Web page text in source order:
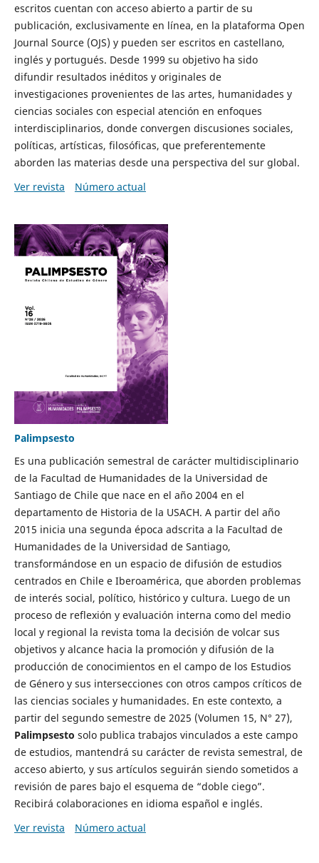
escritos cuentan con acceso abierto a partir de su
publicación, exclusivamente en línea, en la plataforma Open
Journal Source (OJS) y pueden ser escritos en castellano,
inglés y portugués. Desde 1999 su objetivo ha sido
difundir resultados inéditos y originales de
investigaciones provenientes de las artes, humanidades y
ciencias sociales con especial atención en enfoques
interdisciplinarios, donde convergen discusiones sociales,
políticas, artísticas, filosóficas, que preferentemente
aborden las materias desde una perspectiva del sur global.
Ver revista
Número actual
Palimpsesto
Es una publicación semestral de carácter multidisciplinario
de la Facultad de Humanidades de la Universidad de
Santiago de Chile que nace en el año 2004 en el
departamento de Historia de la USACH. A partir del año
2015 inicia una segunda época adscrita a la Facultad de
Humanidades de la Universidad de Santiago,
transformándose en un espacio de difusión de estudios
centrados en Chile e Iberoamérica, que aborden problemas
de interés social, político, histórico y cultura. Luego de un
proceso de reflexión y evaluación interna como del medio
local y regional la revista toma la decisión de volcar sus
objetivos y alcance hacia la promoción y difusión de la
producción de conocimientos en el campo de los Estudios
de Género y sus intersecciones con otros campos críticos de
las ciencias sociales y humanidades. En este contexto, a
partir del segundo semestre de 2025 (Volumen 15, N° 27),
Palimpsesto solo publica trabajos vinculados a este campo
de estudios, mantendrá su carácter de revista semestral, de
acceso abierto, y sus artículos seguirán siendo sometidos a
revisión de pares bajo el esquema de “doble ciego”.
Recibirá colaboraciones en idioma español e inglés.
Ver revista
Número actual